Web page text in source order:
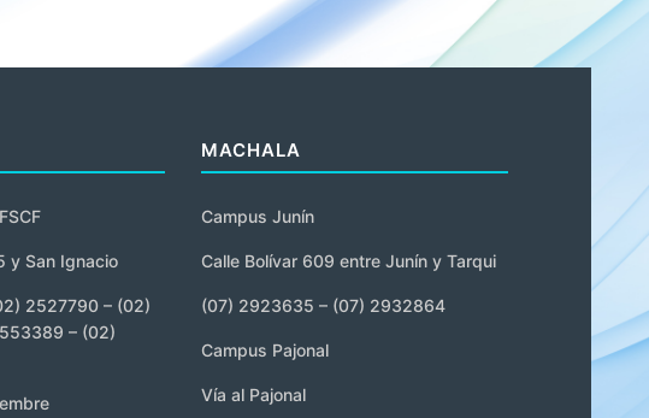
y San Ignacio
2527790 – (02)
– (02)
MACHALA
Campus Junín
Calle Bolívar 609 entre Junín y Tarqui
(07) 2923635 – (07) 2932864
Campus Pajonal
Vía al Pajonal